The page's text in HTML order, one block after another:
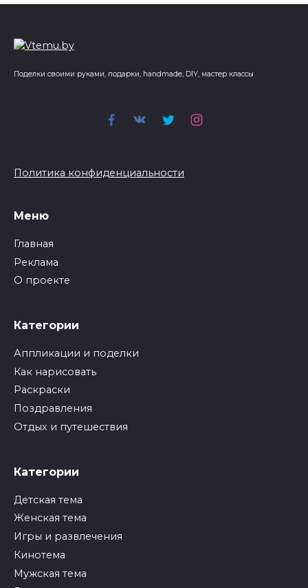
Поделки своими руками, подарки, handmade, DIY, мастер классы
Политика конфиденциальности
Меню
Главная
Реклама
О проекте
Категории
Аппликации и поделки
Как нарисовать
Раскраски
Поздравления
Отдых и путешествия
Категории
Детская тема
Женская тема
Игры и развлечения
Кинотема
Мужская тема